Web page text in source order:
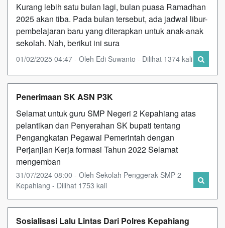
Kurang lebih satu bulan lagi, bulan puasa Ramadhan
2025 akan tiba. Pada bulan tersebut, ada jadwal libur-
pembelajaran baru yang diterapkan untuk anak-anak
sekolah. Nah, berikut ini sura
01/02/2025 04:47 - Oleh Edi Suwanto - Dilihat 1374 kali
Penerimaan SK ASN P3K
Selamat untuk guru SMP Negeri 2 Kepahiang atas
pelantikan dan Penyerahan SK bupati tentang
Pengangkatan Pegawai Pemerintah dengan
Perjanjian Kerja formasi Tahun 2022 Selamat
mengemban
31/07/2024 08:00 - Oleh Sekolah Penggerak SMP 2
Kepahiang - Dilihat 1753 kali
Sosialisasi Lalu Lintas Dari Polres Kepahiang